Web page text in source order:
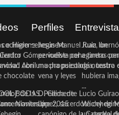
e Higiene
Abril
de la
y
cocinero ceheginero
Gómez vuelve por
con una propuesta
chocolate
BODAS. Pedida de
Noviembre 2015
Perfiles
Jesús Manuel Ruiz, un
periodista ceheginero con
mucha psicología, teatro
vena y leyes
D. Clemente Lucio Guirao
López, sacerdote
Juan
a tantas
de nuestra
hubiera
...
Wichy de